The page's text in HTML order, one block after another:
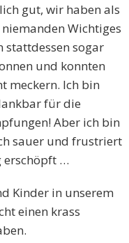
gut, wir haben als
Wichtiges
stattdessen sogar
und konnten
meckern. Ich bin
für die
Aber ich bin
sauer und frustriert
erschöpft …
Kinder in unserem
einen krass